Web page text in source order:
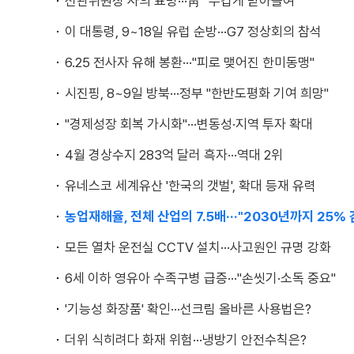
이 대통령, 9~18일 유럽 순방···G7 정상회의 참석
6.25 전사자 유해 봉환···"피로 맺어진 한미동맹"
시진핑, 8~9일 방북···정부 "한반도평화 기여 희망"
"경제성장 회복 가시화"···변동성·지역 투자 확대
4월 경상수지 283억 달러 흑자···역대 2위
유네스코 세계유산 '한국의 갯벌', 확대 등재 유력
농업재해율, 전체 산업의 7.5배···"2030년까지 25%
모든 열차 운전실 CCTV 설치···사고원인 규명 강화
6세 이하 영유아 수족구병 급증···"손씻기·소독 중요"
'기능성 화장품' 확인···선크림 올바른 사용법은?
더위 식히려다 화재 위험···냉방기 안전수칙은?